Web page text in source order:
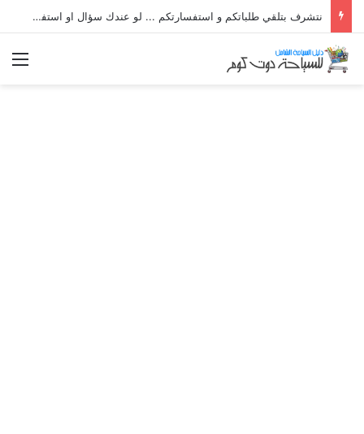
نتشرف بتلقي طلباتكم و استفسارتكم ... لو عندك سؤال او استفسار ماتدرددش فى طلب المساعدة